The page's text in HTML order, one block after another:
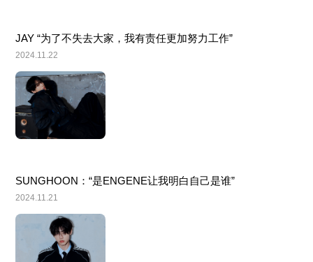
JAY “为了不失去大家，我有责任更加努力工作”
2024.11.22
SUNGHOON：“是ENGENE让我明白自己是谁”
2024.11.21